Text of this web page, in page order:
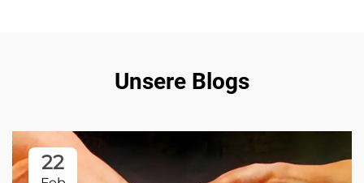
Unsere Blogs
22